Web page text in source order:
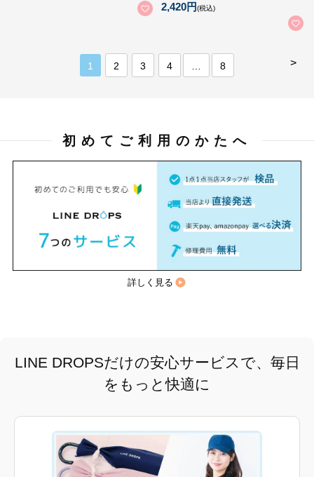
2,420円(税込)
>
1 2 3 4 8
初めてご利用のかたへ
詳しく見る
LINE DROPSだけの安心サービスで、毎日
をもっと快適に